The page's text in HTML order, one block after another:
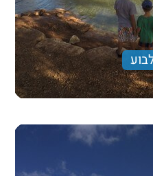
קליל ומהנה, נסיעה עם רכבי
צהרים עשירה ותצפית נוף